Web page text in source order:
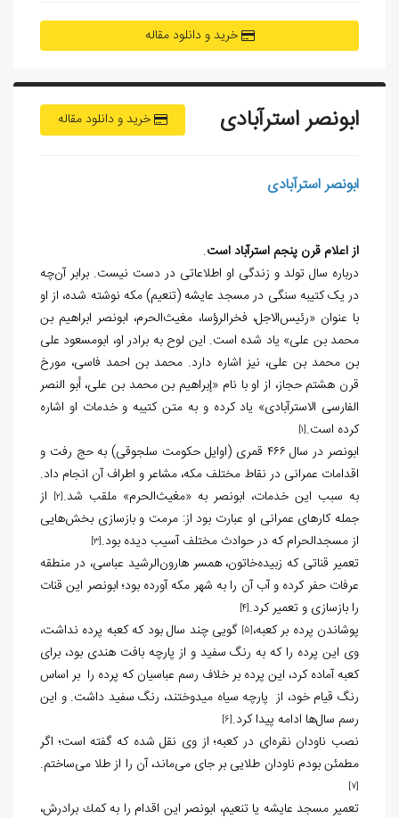
خرید و دانلود مقاله
خرید و دانلود مقاله ابونصر استرآبادی
ابونصر استرآبادی
از اعلام قرن پنجم استرآباد است.
درباره سال تولد و زندگی او اطلاعاتی در دست نیست. برابر آن‌چه
در یک کتیبه سنگی در مسجد عایشه (تنعیم) مکه نوشته شده، از او
با عنوان «رئیس‌الاجل، فخرالرؤسا، مغیث‌الحرم، ابونصر ابراهیم بن
محمد بن علی» یاد شده است. این لوح به برادر او، ابومسعود علی
بن محمد بن علی، نیز اشاره دارد. محمد بن احمد فاسی، مورخ
قرن هشتم حجاز، از او با نام «إبراهیم بن محمد بن علی، أبو النصر
الفارسی الاسترآبادی» یاد کرده و به متن کتیبه و خدمات او اشاره
کرده است.[1]
ابونصر در سال ۴۶۶ قمری (اوایل حکومت سلجوقی) به حج رفت و
اقدامات عمرانی در نقاط مختلف مکه، مشاعر و اطراف آن انجام داد.
به سبب این خدمات، ابونصر به «مغیث‌الحرم» ملقب شد.[2]
از
جمله کارهای عمرانی او عبارت بود از: مرمت و بازسازی بخش‌هایی
از مسجدالحرام که در حوادث مختلف آسیب دیده بود.[3]
تعمیر قناتی که زبیده‌خاتون، همسر هارون‌الرشید عباسی، در منطقه
عرفات حفر کرده و آب آن را به شهر مکه آورده بود؛ ابونصر این قنات
را بازسازی و تعمیر کرد.[4]
پوشاندن پرده‏ بر کعبه،[5]
گویی چند سال بود که کعبه پرده نداشت،
وی این پرده را که به رنگ سفید و از پارچه بافت هندی بود، برای
کعبه آماده کرد، این پرده بر خلاف رسم عباسیان که پرده را بر اساس
رنگ قیام خود، از پارچه سیاه می‏دوختند، رنگ سفید داشت. و این
رسم سال‌ها ادامه پیدا کرد.[6]
نصب ناودان نقره‌اى در كعبه؛ از وى نقل شده که گفته ‏است؛ اگر
مطمئن بودم ناودان طلايى بر جاى مى‌ماند، آن را از طلا مى‌ساختم.
[7]
تعمير مسجد عایشه یا تنعيم، ابونصر اين اقدام را به كمك برادرش،